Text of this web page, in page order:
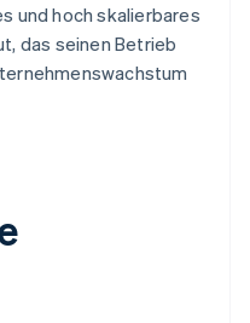
und hoch skalierbares
das seinen Betrieb